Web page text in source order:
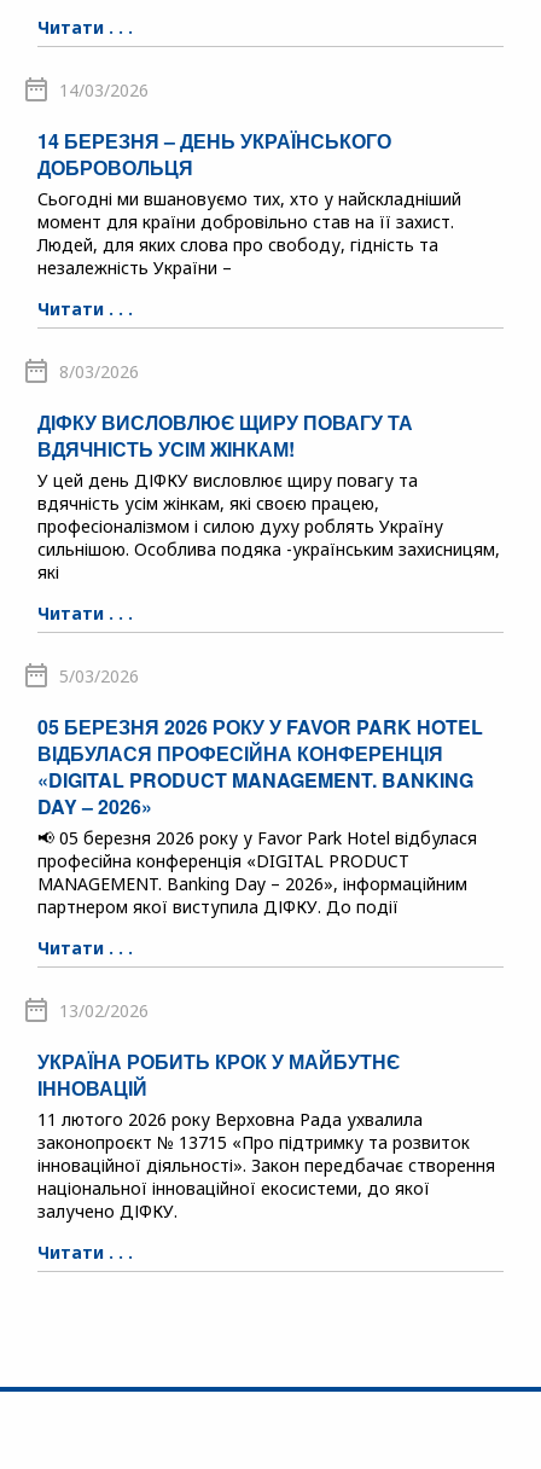
Читати . . .
14/03/2026
14 БЕРЕЗНЯ – ДЕНЬ УКРАЇНСЬКОГО
ДОБРОВОЛЬЦЯ
Сьогодні ми вшановуємо тих, хто у найскладніший
момент для країни добровільно став на її захист.
Людей, для яких слова про свободу, гідність та
незалежність України –
Читати . . .
8/03/2026
ДІФКУ ВИСЛОВЛЮЄ ЩИРУ ПОВАГУ ТА
ВДЯЧНІСТЬ УСІМ ЖІНКАМ!
У цей день ДІФКУ висловлює щиру повагу та
вдячність усім жінкам, які своєю працею,
професіоналізмом і силою духу роблять Україну
сильнішою. Особлива подяка -українським захисницям,
які
Читати . . .
5/03/2026
05 БЕРЕЗНЯ 2026 РОКУ У FAVOR PARK HOTEL
ВІДБУЛАСЯ ПРОФЕСІЙНА КОНФЕРЕНЦІЯ
«DIGITAL PRODUCT MANAGEMENT. BANKING
DAY – 2026»
📢 05 березня 2026 року у Favor Park Hotel відбулася
професійна конференція «DIGITAL PRODUCT
MANAGEMENT. Banking Day – 2026», інформаційним
партнером якої виступила ДІФКУ. До події
Читати . . .
13/02/2026
УКРАЇНА РОБИТЬ КРОК У МАЙБУТНЄ
ІННОВАЦІЙ
11 лютого 2026 року Верховна Рада ухвалила
законопроєкт № 13715 «Про підтримку та розвиток
інноваційної діяльності». Закон передбачає створення
національної інноваційної екосистеми, до якої
залучено ДІФКУ.
Читати . . .